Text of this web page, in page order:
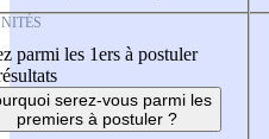
parmi les 1ers à postuler
serez-vous parmi les
premiers à postuler ?